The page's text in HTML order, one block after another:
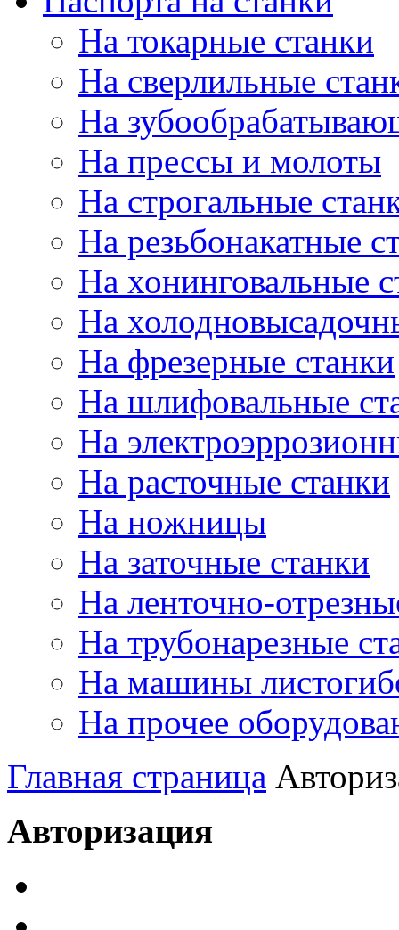
На токарные станки
На сверлильные
На
На прессы и молоты
На строгальные
На резьбонакатные
На хонинговальные
На
На фрезерные станки
На шлифовальные
На
На расточные станки
На ножницы
На заточные станки
На ленточно-
На трубонарезные
На машины
На прочее
Главная страница
Авторизация